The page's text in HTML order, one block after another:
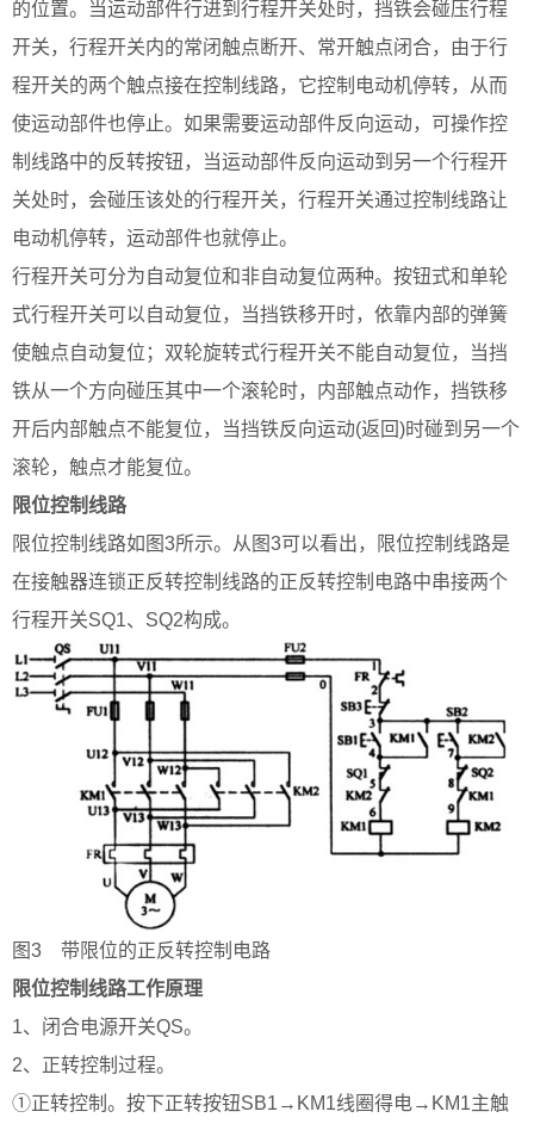
的位置。当运动部件行进到行程开关处时，挡铁会碰压行程
开关，行程开关内的常闭触点断开、常开触点闭合，由于行
程开关的两个触点接在控制线路，它控制电动机停转，从而
使运动部件也停止。如果需要运动部件反向运动，可操作控
制线路中的反转按钮，当运动部件反向运动到另一个行程开
关处时，会碰压该处的行程开关，行程开关通过控制线路让
电动机停转，运动部件也就停止。
行程开关可分为自动复位和非自动复位两种。按钮式和单轮
式行程开关可以自动复位，当挡铁移开时，依靠内部的弹簧
使触点自动复位；双轮旋转式行程开关不能自动复位，当挡
铁从一个方向碰压其中一个滚轮时，内部触点动作，挡铁移
开后内部触点不能复位，当挡铁反向运动(返回)时碰到另一个
滚轮，触点才能复位。
限位控制线路
限位控制线路如图3所示。从图3可以看出，限位控制线路是
在接触器连锁正反转控制线路的正反转控制电路中串接两个
行程开关SQ1、SQ2构成。
图3 带限位的正反转控制电路
限位控制线路工作原理
1、闭合电源开关QS。
2、正转控制过程。
①正转控制。按下正转按钮SB1→KM1线圈得电→KM1主触